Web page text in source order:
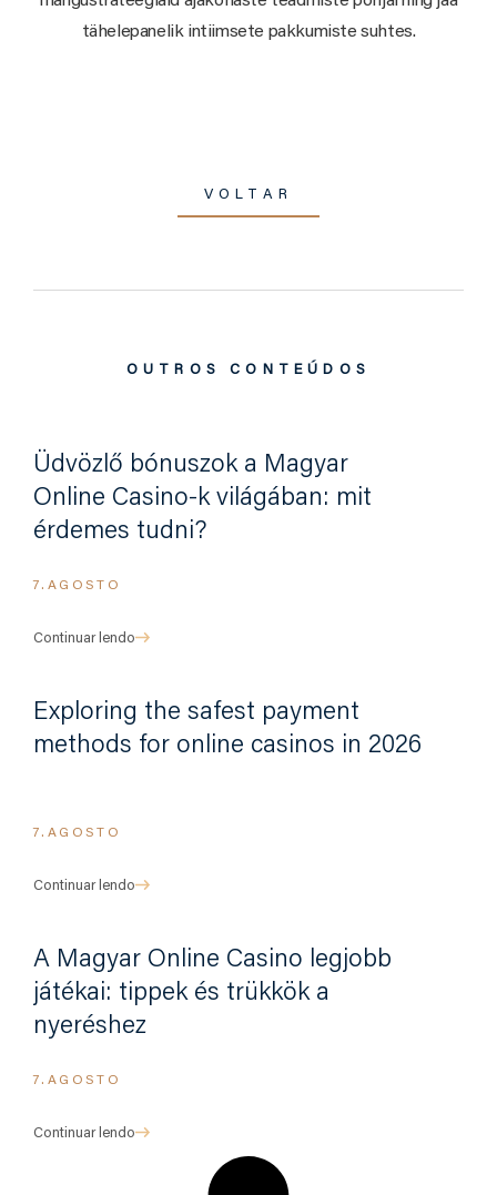
tähelepanelik intiimsete pakkumiste suhtes.
VOLTAR
OUTROS CONTEÚDOS
Üdvözlő bónuszok a Magyar
Online Casino-k világában: mit
érdemes tudni?
7.AGOSTO
Continuar lendo
Exploring the safest payment
methods for online casinos in 2026
7.AGOSTO
Continuar lendo
A Magyar Online Casino legjobb
játékai: tippek és trükkök a
nyeréshez
7.AGOSTO
Continuar lendo